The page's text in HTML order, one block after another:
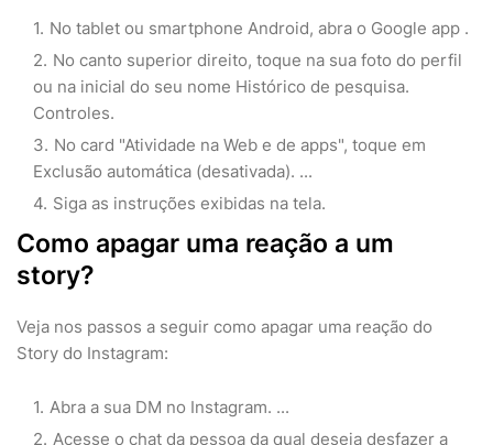
No tablet ou smartphone Android, abra o Google app .
No canto superior direito, toque na sua foto do perfil
ou na inicial do seu nome Histórico de pesquisa.
Controles.
No card "Atividade na Web e de apps", toque em
Exclusão automática (desativada). ...
Siga as instruções exibidas na tela.
Como apagar uma reação a um
story?
Veja nos passos a seguir como apagar uma reação do
Story do Instagram:
Abra a sua DM no Instagram. ...
Acesse o chat da pessoa da qual deseja desfazer a